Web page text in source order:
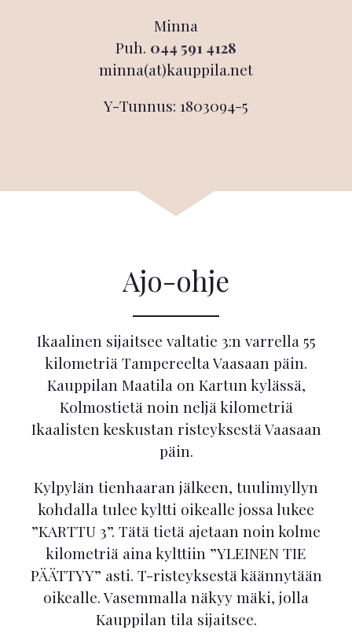
Minna
Puh. 044 591 4128
minna(at)kauppila.net
Y-Tunnus: 1803094-5
Ajo-ohje
Ikaalinen sijaitsee valtatie 3:n varrella 55
kilometriä Tampereelta Vaasaan päin.
Kauppilan Maatila on Kartun kylässä,
Kolmostietä noin neljä kilometriä
Ikaalisten keskustan risteyksestä Vaasaan
päin.
Kylpylän tienhaaran jälkeen, tuulimyllyn
kohdalla tulee kyltti oikealle jossa lukee
”KARTTU 3”. Tätä tietä ajetaan noin kolme
kilometriä aina kylttiin ”YLEINEN TIE
PÄÄTTYY” asti. T-risteyksestä käännytään
oikealle. Vasemmalla näkyy mäki, jolla
Kauppilan tila sijaitsee.